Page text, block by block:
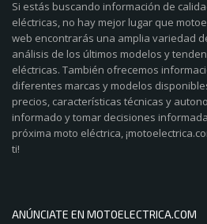
Si estás buscando información de
eléctricas, no hay mejor lugar que
web encontrarás una amplia variedad
análisis de los últimos modelos y
eléctricas. También ofrecemos
diferentes marcas y modelos
precios, características técnicas y
informado y tomar decisiones
próxima moto eléctrica,
ti!
ANÚNCIATE EN MOTOELECTRICA.COM